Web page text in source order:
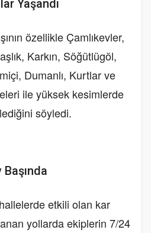
Yaşandı
özellikle Çamlıkevler,
Karkın, Söğütlügöl,
Dumanlı, Kurtlar ve
ile yüksek kesimlerde
söyledi.
etkili olan kar
yollarda ekiplerin 7/24